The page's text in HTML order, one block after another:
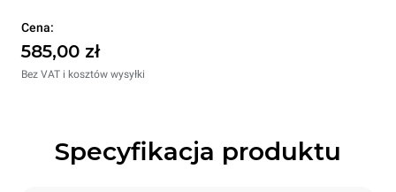
Cena:
585,00 zł
Bez VAT i kosztów wysyłki
Specyfikacja produktu